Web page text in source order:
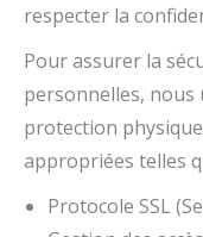
respecter la
Pour assurer la
personnelles, nous
protection
appropriées telles
Protocole SSL